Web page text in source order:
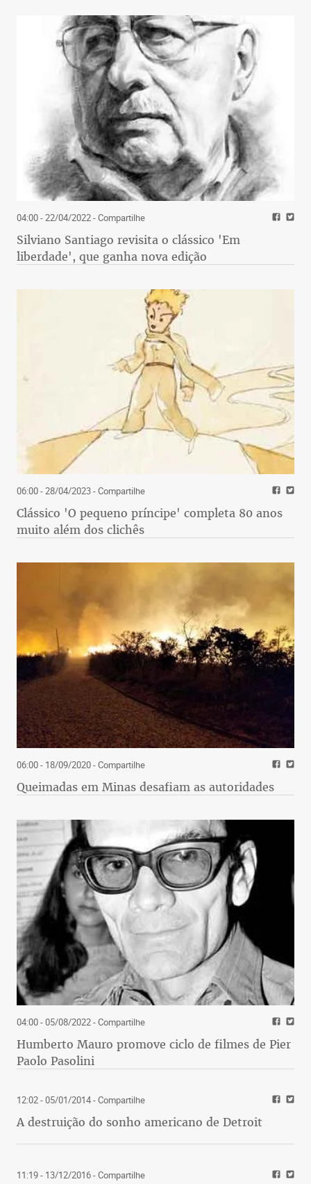
04:00 - 22/04/2022- Compartilhe
Silviano Santiago revisita o clássico 'Em
liberdade', que ganha nova edição
06:00 - 28/04/2023- Compartilhe
Clássico 'O pequeno príncipe' completa 80 anos
muito além dos clichês
06:00 - 18/09/2020- Compartilhe
Queimadas em Minas desafiam as autoridades
04:00 - 05/08/2022- Compartilhe
Humberto Mauro promove ciclo de filmes de Pier
Paolo Pasolini
12:02 - 05/01/2014- Compartilhe
A destruição do sonho americano de Detroit
11:19 - 13/12/2016- Compartilhe